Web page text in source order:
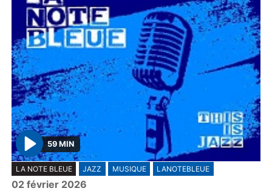
P
l
a
59 MIN
LA NOTE BLEUE JAZZ MUSIQUE LANOTEBLEUE
02 février 2026